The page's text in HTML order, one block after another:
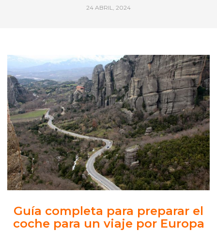
24 ABRIL, 2024
Guía completa para preparar el
coche para un viaje por Europa